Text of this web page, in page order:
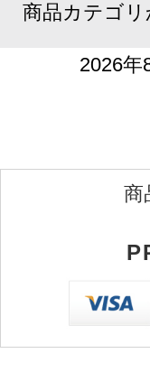
商品カテゴ
2026年
商